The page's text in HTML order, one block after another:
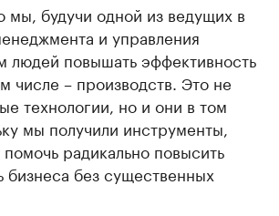
мы, будучи одной из ведущих в
и управления
людей повышать эффективность
числе – производств. Это не
технологии, но и они в том
мы получили инструменты,
радикально повысить
бизнеса без существенных